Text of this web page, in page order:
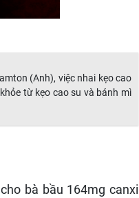
(Anh), việc nhai kẹo cao
từ kẹo cao su và bánh mì
bà bầu 164mg canxi